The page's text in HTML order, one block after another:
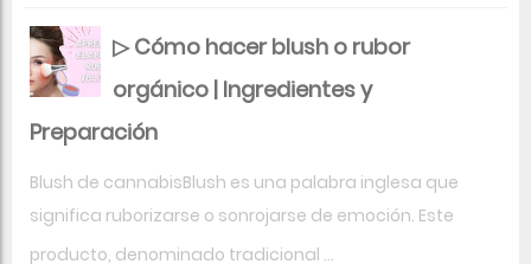
▷ Cómo hacer blush o rubor
orgánico | Ingredientes y
Preparación
Blush de cannabisBlush es una palabra inglesa que
significa ruborizarse o sonrojarse de emoción. Este
producto, denominado tradicional ...